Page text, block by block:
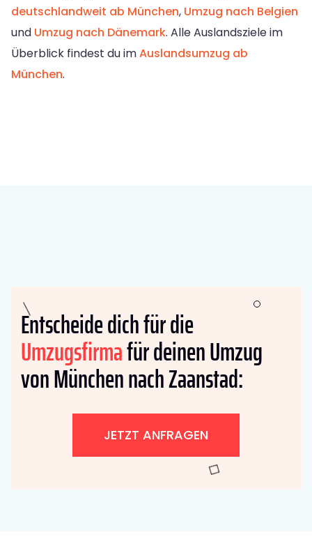
deutschlandweit ab München, Umzug nach Belgien
und Umzug nach Dänemark. Alle Auslandsziele im
Überblick findest du imAuslandsumzug ab
München.
Entscheide dich für die
Umzugsfirmafür deinen Umzug
von München nach Zaanstad:
JETZT ANFRAGEN